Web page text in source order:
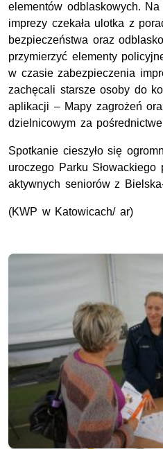
elementów odblaskowych.
imprezy czekała ulotka z
bezpieczeństwa oraz
przymierzyć elementy
w czasie zabezpieczenia
zachęcali starsze osoby do
aplikacji – Mapy zagrożeń
dzielnicowym za
Spotkanie cieszyło się
uroczego Parku Słowackiego
aktywnych seniorów z
(KWP w Katowicach/ ar)